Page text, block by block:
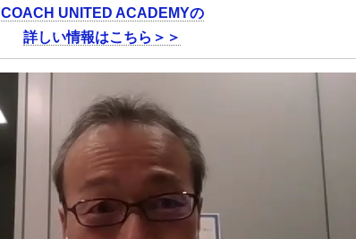
COACH UNITED ACADEMYの
詳しい情報はこちら＞＞
チーム練習にも使える